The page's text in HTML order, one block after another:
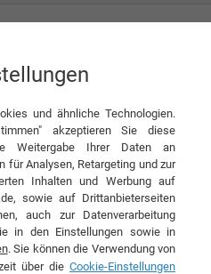
Weil Tiere auch Familie sind
GmbH
sind
Hubo, Country
und ähnliche Technologien.
akzeptieren Sie diese
Weitergabe Ihrer Daten an
für Analysen, Retargeting und zur
Inhalten und Werbung auf
sowie auf Drittanbieterseiten
auch zur Datenverarbeitung
in den Einstellungen sowie in
. Sie können die Verwendung von
über die Cookie-Einstellungen